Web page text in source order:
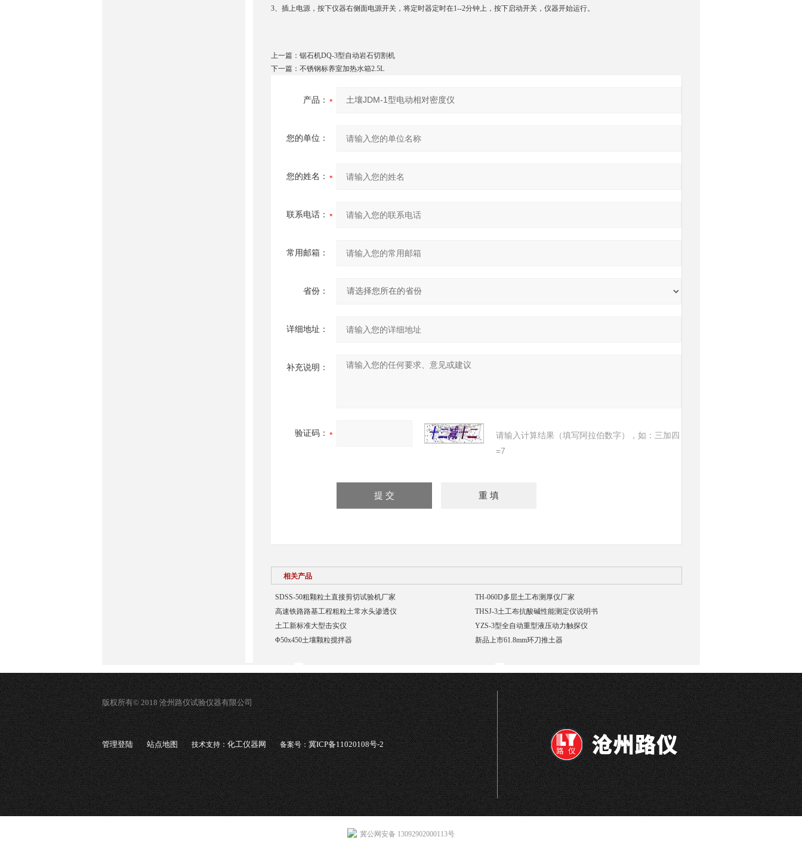
3、插上电源，按下仪器右侧面电源开关，将定时器定时在1--2分钟上，按下启动开关，仪器开始运行。
上一篇： 锯石机DQ-3型自动岩石切割机
下一篇： 不锈钢标养室加热水箱2.5L
产品：
您的单位：
您的姓名：
联系电话：
常用邮箱：
省份：
详细地址：
补充说明：
验证码：
请输入计算结果（填写阿拉伯数字），如：三加四
=7
相关产品
SDSS-50粗颗粒土直接剪切试验机厂家
TH-060D多层土工布测厚仪厂家
高速铁路路基工程粗粒土常水头渗透仪
THSJ-3土工布抗酸碱性能测定仪说明书
土工新标准大型击实仪
YZS-3型全自动重型液压动力触探仪
Φ50x450土壤颗粒搅拌器
新品上市61.8mm环刀推土器
版权所有© 2018 沧州路仪试验仪器有限公司
管理登陆 站点地图 技术支持：化工仪器网 备案号：冀ICP备11020108号-2
冀公网安备 13092902000113号